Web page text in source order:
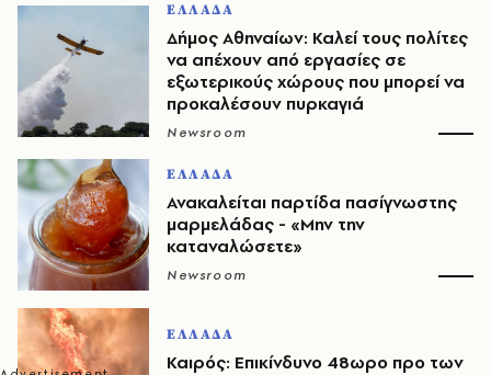
ΕΛΛΑΔΑ
Δήμος Αθηναίων: Καλεί τους πολίτες
να απέχουν από εργασίες σε
εξωτερικούς χώρους που μπορεί να
προκαλέσουν πυρκαγιά
Newsroom
ΕΛΛΑΔΑ
Ανακαλείται παρτίδα πασίγνωστης
μαρμελάδας - «Μην την
καταναλώσετε»
Newsroom
ΕΛΛΑΔΑ
Καιρός: Επικίνδυνο 48ωρο προ των